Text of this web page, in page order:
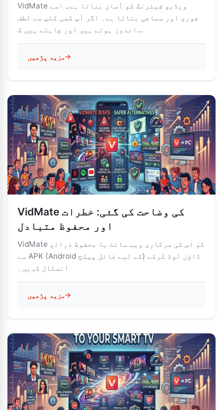
VidMate ویڈیو شیئرنگ کو آسان بناتا ہے، اسے
فوری اور سماجی بناتا ہے۔ اگر آپ کسی کلپ سے لطف
اندوز ہوتے ہیں اور چاہتے ہیں ک...
مزید پڑھیں
VidMate کی وضاحت کی گئی: خطرات
اور محفوظ متبادل
VidMate کو اس کی سرکاری ویب سائٹ یا محفوظ ذرائع
سے APK (Android کے لیے فائل پیکج) ڈاؤن لوڈ کرکے
انسٹال کریں۔
مزید پڑھیں